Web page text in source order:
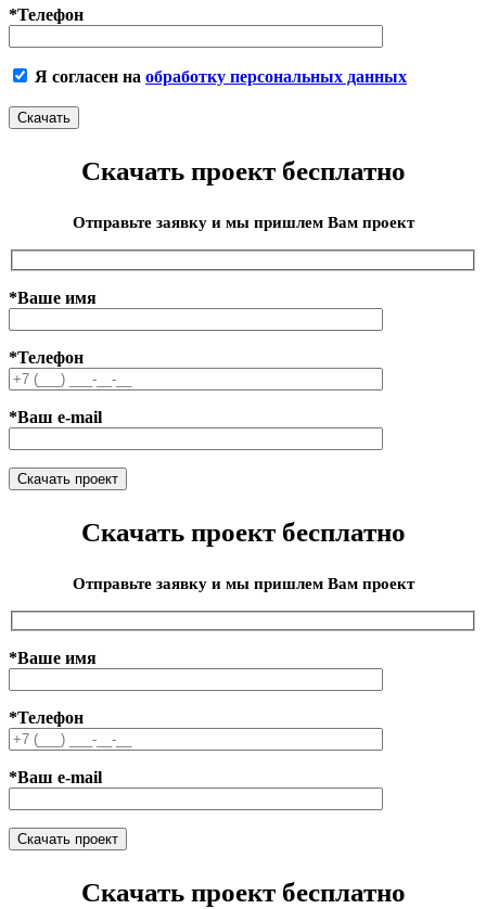
*Телефон
Я согласен на обработку персональных данных
Скачать проект бесплатно
Отправьте заявку и мы пришлем Вам проект
*Ваше имя
*Телефон
*Ваш e-mail
Скачать проект бесплатно
Отправьте заявку и мы пришлем Вам проект
*Ваше имя
*Телефон
*Ваш e-mail
Скачать проект бесплатно